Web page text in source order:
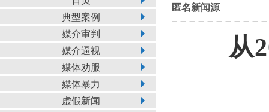
典型案例
媒介审判
媒介逼视
媒体劝服
媒体暴力
虚假新闻
匿名新闻源
从